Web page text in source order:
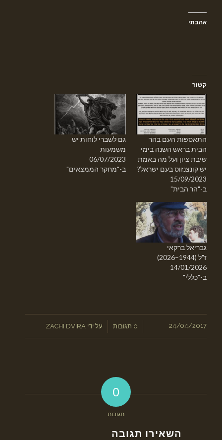
אהבתי
קשור
התאספות העם בהר
הבית בראש השנה בימי
שיבת ציון ועל מה באמת
יש קונצנזוס בעם ישראל?
15/09/2023
ב-"הר הבית"
גם לשברי לוחות יש
משמעות
06/07/2023
ב-"מחקר הממצאים"
גבריאל ברקאי
ז"ל (1944–2026)
14/01/2026
ב-"כללי"
24/04/2017
/ 0 תגובות על ידי ZACHI DVIRA
0
תגובות
השאירו תגובה